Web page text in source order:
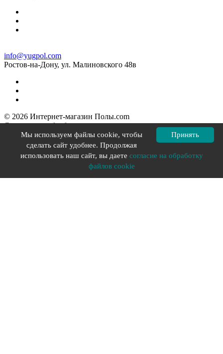
info@yugpol.com
Ростов-на-Дону, ул. Малиновского 48в
© 2026 Интернет-магазин Полы.com
Согласие на обработку персональных данных
Политика конфиденциальности
Политика в отношении файлов cookie
Разработка сайта YOU-X
Принять
Мы используем файлы cookie, чтобы
сделать сайт удобнее. Продолжая
использовать наш сайт, вы даете согласие на обработку
файлов cookie